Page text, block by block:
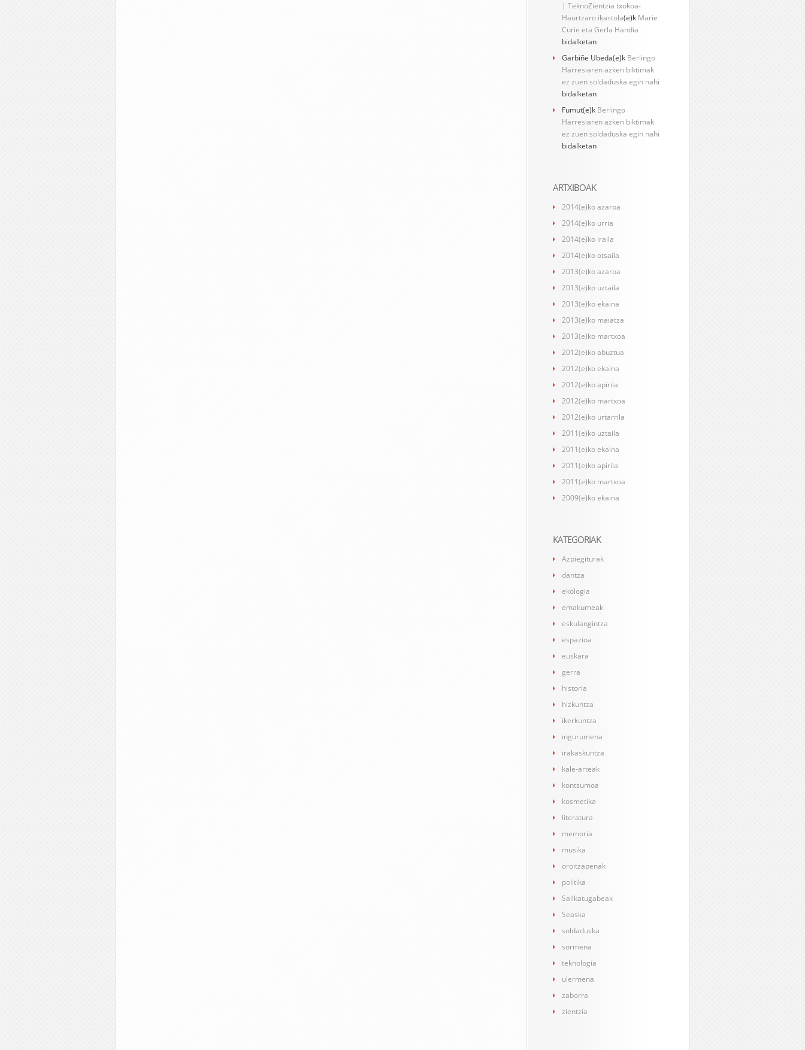
| TeknoZientzia txokoa-
Haurtzaro ikastola(e)k Marie
Curie eta Gerla Handia
bidalketan
Garbiñe Ubeda(e)k Berlingo
Harresiaren azken biktimak
ez zuen soldaduska egin nahi
bidalketan
Fumut(e)k Berlingo
Harresiaren azken biktimak
ez zuen soldaduska egin nahi
bidalketan
ARTXIBOAK
2014(e)ko azaroa
2014(e)ko urria
2014(e)ko iraila
2014(e)ko otsaila
2013(e)ko azaroa
2013(e)ko uztaila
2013(e)ko ekaina
2013(e)ko maiatza
2013(e)ko martxoa
2012(e)ko abuztua
2012(e)ko ekaina
2012(e)ko apirila
2012(e)ko martxoa
2012(e)ko urtarrila
2011(e)ko uztaila
2011(e)ko ekaina
2011(e)ko apirila
2011(e)ko martxoa
2009(e)ko ekaina
KATEGORIAK
Azpiegiturak
dantza
ekologia
emakumeak
eskulangintza
espazioa
euskara
gerra
historia
hizkuntza
ikerkuntza
ingurumena
irakaskuntza
kale-arteak
kontsumoa
kosmetika
literatura
memoria
musika
oroitzapenak
politika
Sailkatugabeak
Seaska
soldaduska
sormena
teknologia
ulermena
zaborra
zientzia